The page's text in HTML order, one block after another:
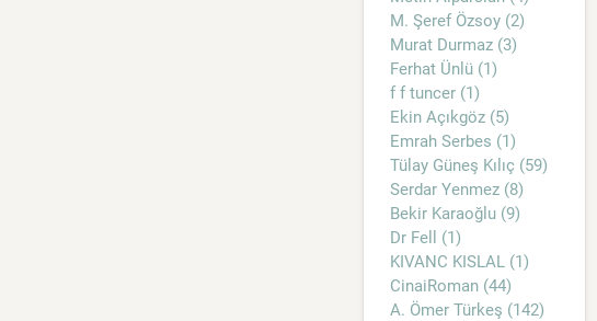
M. Şeref Özsoy (2)
Murat Durmaz (3)
Ferhat Ünlü (1)
f f tuncer (1)
Ekin Açıkgöz (5)
Emrah Serbes (1)
Tülay Güneş Kılıç (59)
Serdar Yenmez (8)
Bekir Karaoğlu (9)
Dr Fell (1)
KIVANC KISLAL (1)
CinaiRoman (44)
A. Ömer Türkeş (142)